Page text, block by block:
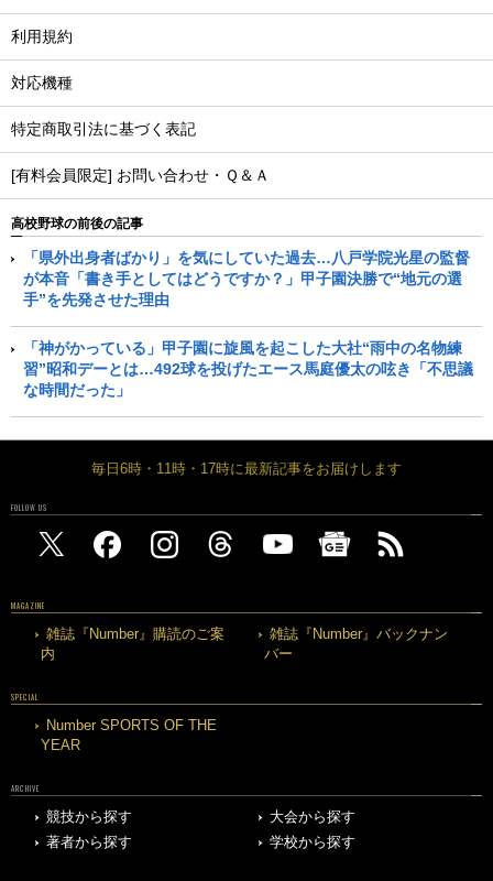
利用規約
対応機種
特定商取引法に基づく表記
[有料会員限定] お問い合わせ・Ｑ＆Ａ
高校野球の前後の記事
「県外出身者ばかり」を気にしていた過去…八戸学院光星の監督
が本音「書き手としてはどうですか？」甲子園決勝で“地元の選
手”を先発させた理由
「神がかっている」甲子園に旋風を起こした大社“雨中の名物練
習”昭和デーとは…492球を投げたエース馬庭優太の呟き「不思議
な時間だった」
毎日6時・11時・17時に最新記事をお届けします
FOLLOW US
MAGAZINE
雑誌『Number』購読のご案
内
雑誌『Number』バックナン
バー
SPECIAL
Number SPORTS OF THE
YEAR
ARCHIVE
競技から探す
大会から探す
著者から探す
学校から探す